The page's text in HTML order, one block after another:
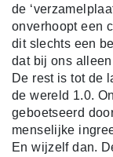
de
onverhoopt een
dit slechts een
dat bij ons
De rest is tot de
de wereld 1.0.
geboetseerd
menselijke
En wijzelf dan.